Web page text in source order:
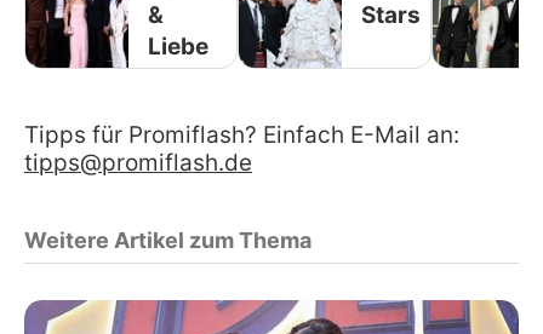
&
Liebe
Stars
Tipps für Promiflash? Einfach E-Mail an:
tipps@promiflash.de
Weitere Artikel zum Thema